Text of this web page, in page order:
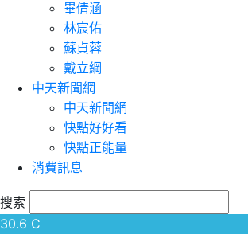
畢倩涵
林宸佑
蘇貞蓉
戴立綱
中天新聞網
中天新聞網
快點好好看
快點正能量
消費訊息
搜索
30.6 C